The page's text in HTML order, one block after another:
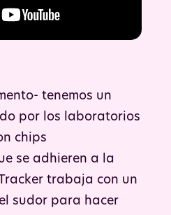
tenemos un
por los laboratorios
chips
se adhieren a la
trabaja con un
sudor para hacer